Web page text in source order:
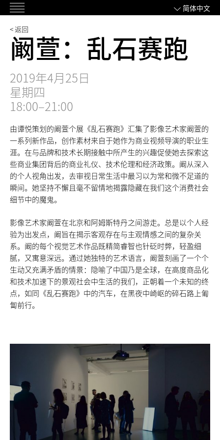
过
主
单
简体中文
< 返回
阚萱：乱石赛跑
2019年4月25日
星期四
18:00–21:00
由谭悦策划的阚萱个展《乱石赛跑》汇集了影像艺术家阚萱的
一系列新作品，创作素材来自于她作为商业视频导演的职业生
涯。在与品牌和技术长期接触中所产生的兴趣促使她去探索这
些商业集团背后的商业礼仪、技术伦理和经济政策。阚从深入
的个人视角出发，去审视日常生活中最习以为常和微不足道的
瞬间。她坚持不懈且毫不留情地揭露隐藏在我们这个消费社会
细节中的魔鬼。
影像艺术家阚萱在北京和阿姆斯特丹之间游走。总是以个人经
验为出发点，阚旨在揭示客观存在与主观情感之间的复杂关
系。阚的每个视觉艺术作品既精简睿智也针砭时弊，轻盈细
腻，又寓意深远。通过她独特的艺术语言，阚萱刻画了一个个
生动又充满矛盾的情景：隐喻了中国乃是全球，在高度商品化
和技术加速下的景观社会中生活的我们，正朝着一个未知的终
点，如同《乱石赛跑》中的汽车，在黑夜中崎岖的碎石路上匍
匐前行。